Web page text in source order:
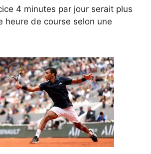
4 minutes par jour serait plus
heure de course selon une